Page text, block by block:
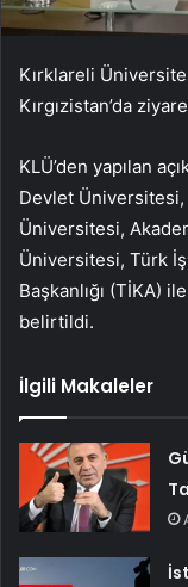
Kırklareli
Kırgızistan’da
KLÜ’den yapılan
Devlet Üniversitesi,
Üniversitesi,
Üniversitesi, Türk
Başkanlığı (TİKA)
belirtildi.
İlgili Makaleler